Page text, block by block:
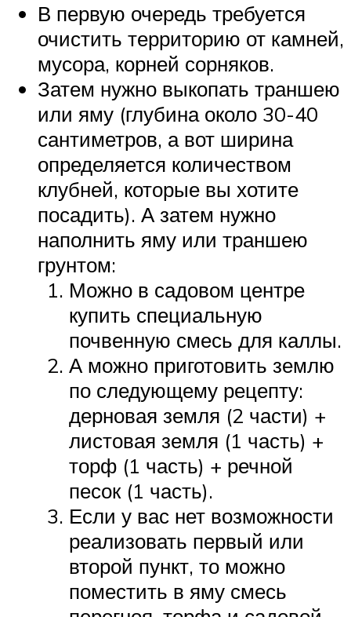
В первую очередь требуется
очистить территорию от камней,
мусора, корней сорняков.
Затем нужно выкопать траншею
или яму (глубина около 30-40
сантиметров, а вот ширина
определяется количеством
клубней, которые вы хотите
посадить). А затем нужно
наполнить яму или траншею
грунтом:
Можно в садовом центре
купить специальную
почвенную смесь для каллы.
А можно приготовить землю
по следующему рецепту:
дерновая земля (2 части) +
листовая земля (1 часть) +
торф (1 часть) + речной
песок (1 часть).
Если у вас нет возможности
реализовать первый или
второй пункт, то можно
поместить в яму смесь